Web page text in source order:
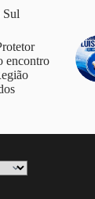
Sul
encontro